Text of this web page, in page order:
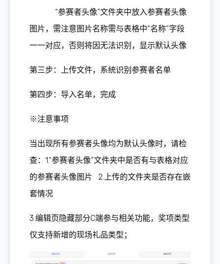
“参赛者头像”文件夹中放入参赛者头像
图片，需注意图片名称需与表格中“名称”字段
一一对应，否则将因无法识别，显示默认头像
第三步：上传文件，系统识别参赛者名单
第四步：导入名单，完成
※注意事项
当出现所有参赛者头像均为默认头像时，请检
查：1.“参赛者头像”文件夹中是否有与表格对应
的参赛者头像图片 2.上传的文件夹是否存在嵌
套情况
3.编辑页隐藏部分C端参与相关功能，奖项类型
仅支持新增的现场礼品类型；